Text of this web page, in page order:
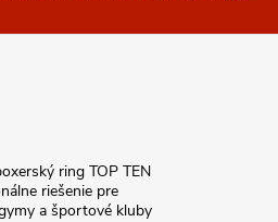
ring TOP TEN
riešenie pre
a športové kluby